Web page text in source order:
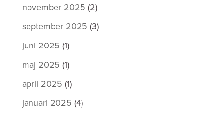
november 2025 (2)
september 2025 (3)
juni 2025 (1)
maj 2025 (1)
april 2025 (1)
januari 2025 (4)